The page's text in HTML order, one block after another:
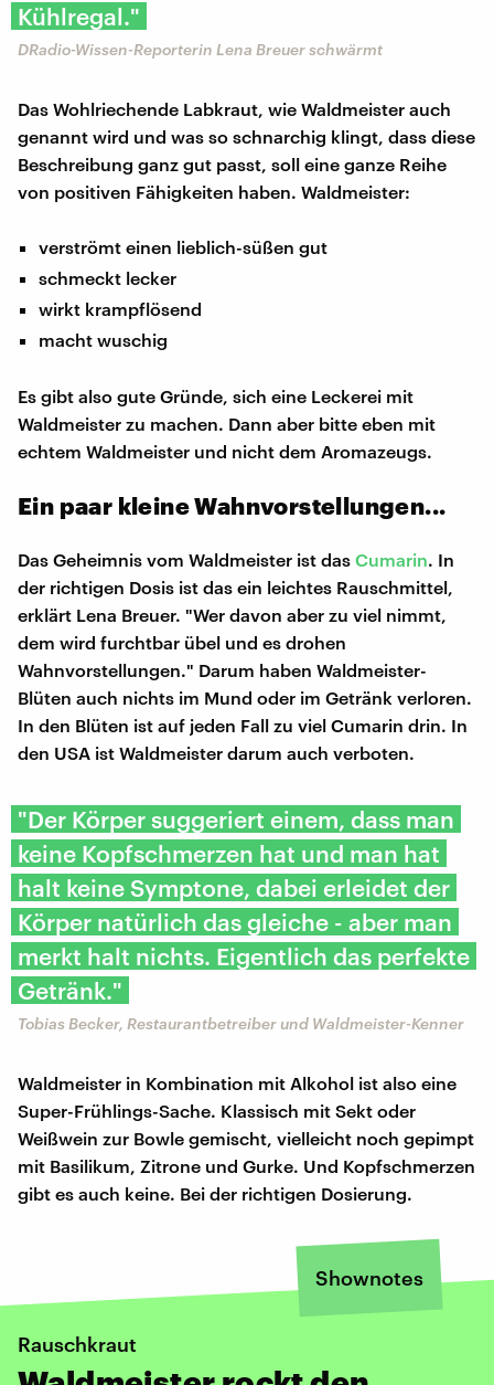
Kühlregal."
DRadio-Wissen-Reporterin Lena Breuer schwärmt
Das Wohlriechende Labkraut, wie Waldmeister auch
genannt wird und was so schnarchig klingt, dass diese
Beschreibung ganz gut passt, soll eine ganze Reihe
von positiven Fähigkeiten haben. Waldmeister:
verströmt einen lieblich-süßen gut
schmeckt lecker
wirkt krampflösend
macht wuschig
Es gibt also gute Gründe, sich eine Leckerei mit
Waldmeister zu machen. Dann aber bitte eben mit
echtem Waldmeister und nicht dem Aromazeugs.
Ein paar kleine Wahnvorstellungen...
Das Geheimnis vom Waldmeister ist das Cumarin. In
der richtigen Dosis ist das ein leichtes Rauschmittel,
erklärt Lena Breuer. "Wer davon aber zu viel nimmt,
dem wird furchtbar übel und es drohen
Wahnvorstellungen." Darum haben Waldmeister-
Blüten auch nichts im Mund oder im Getränk verloren.
In den Blüten ist auf jeden Fall zu viel Cumarin drin. In
den USA ist Waldmeister darum auch verboten.
"Der Körper suggeriert einem, dass man
keine Kopfschmerzen hat und man hat
halt keine Symptone, dabei erleidet der
Körper natürlich das gleiche - aber man
merkt halt nichts. Eigentlich das perfekte
Getränk."
Tobias Becker, Restaurantbetreiber und Waldmeister-Kenner
Waldmeister in Kombination mit Alkohol ist also eine
Super-Frühlings-Sache. Klassisch mit Sekt oder
Weißwein zur Bowle gemischt, vielleicht noch gepimpt
mit Basilikum, Zitrone und Gurke. Und Kopfschmerzen
gibt es auch keine. Bei der richtigen Dosierung.
Shownotes
Rauschkraut